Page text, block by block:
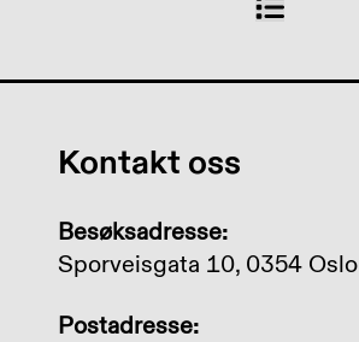
Kontakt oss
Besøksadresse:
Sporveisgata 10, 0354 Oslo
Postadresse: